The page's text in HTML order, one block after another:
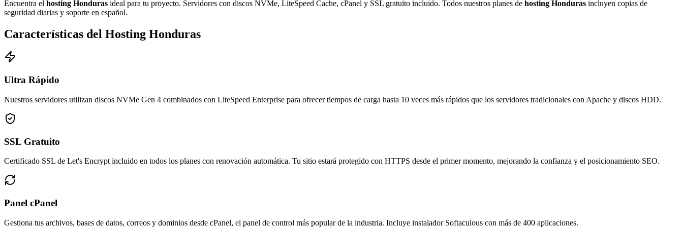
Encuentra el hosting Honduras ideal para tu proyecto. Servidores con discos NVMe, LiteSpeed Cache, cPanel y SSL gratuito incluido. Todos nuestros planes de hosting Honduras incluyen copias de
seguridad diarias y soporte en español.
Características del Hosting Honduras
Ultra Rápido
Nuestros servidores utilizan discos NVMe Gen 4 combinados con LiteSpeed Enterprise para ofrecer tiempos de carga hasta 10 veces más rápidos que los servidores tradicionales con Apache y discos HDD.
SSL Gratuito
Certificado SSL de Let's Encrypt incluido en todos los planes con renovación automática. Tu sitio estará protegido con HTTPS desde el primer momento, mejorando la confianza y el posicionamiento SEO.
Panel cPanel
Gestiona tus archivos, bases de datos, correos y dominios desde cPanel, el panel de control más popular de la industria. Incluye instalador Softaculous con más de 400 aplicaciones.